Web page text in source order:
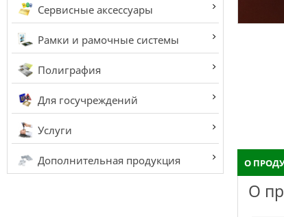
Сервисные аксессуары
Рамки и рамочные системы
Полиграфия
Для госучреждений
Услуги
Дополнительная продукция О
О